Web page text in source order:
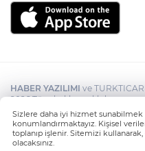
HABER YAZILIMI ve
2026 Tüm hakları saklıdır.
Sizlere daha iyi hizmet sunabilmek
konumlandırmaktayız. Kişisel
toplanıp işlenir. Sitemizi
olacaksınız.